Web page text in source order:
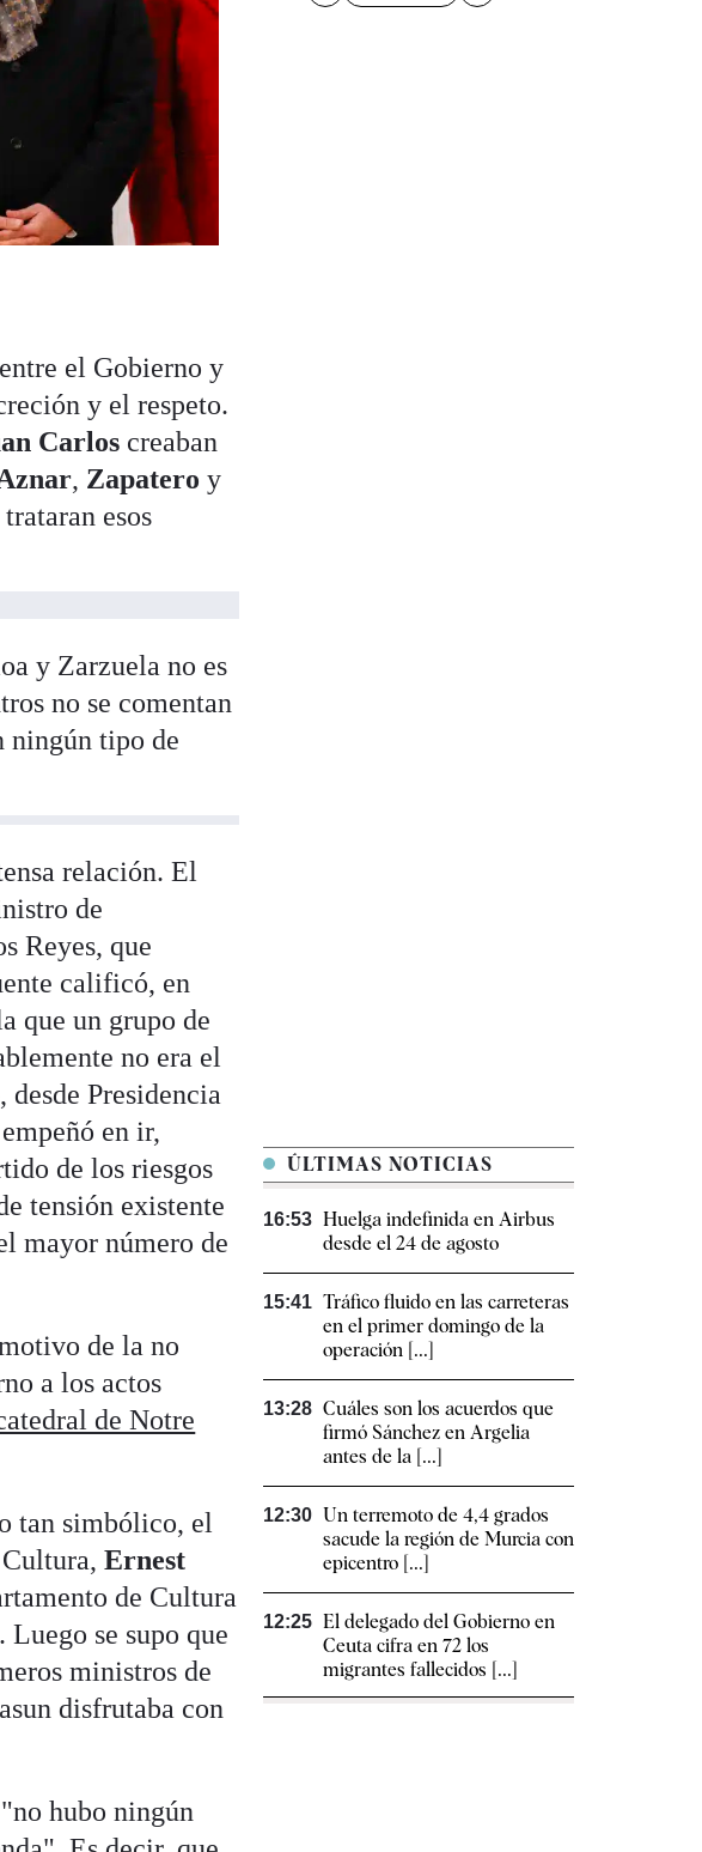
el Gobierno y
y el respeto.
Carlos creaban
, Zapatero y
esos
y Zarzuela no es
no se comentan
ningún tipo de
relación. El
de
Reyes, que
calificó, en
que un grupo de
no era el
Presidencia
en ir,
de los riesgos
tensión existente
mayor número de
de la no
a los actos
de Notre
tan simbólico, el
Cultura,Ernest
de Cultura
se supo que
ministros de
disfrutaba con
hubo ningún
ÚLTIMAS NOTICIAS
16:53 Huelga indefinida en Airbus
desde el 24 de agosto
15:41 Tráfico fluido en las carreteras
en el primer domingo de la
operación [...]
13:28 Cuáles son los acuerdos que
firmó Sánchez en Argelia
antes de la [...]
12:30 Un terremoto de 4,4 grados
sacude la región de Murcia con
epicentro [...]
12:25 El delegado del Gobierno en
Ceuta cifra en 72 los
migrantes fallecidos [...]